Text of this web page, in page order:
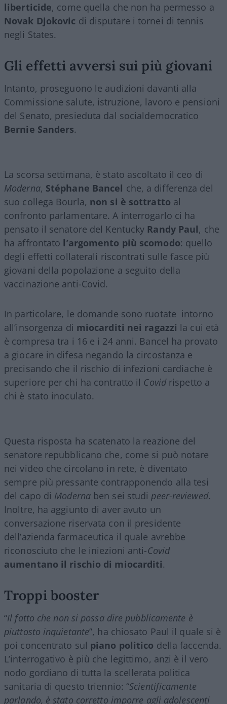
liberticide, come quella che non ha permesso a
Novak Djokovic di disputare i tornei di tennis
negli States.
Gli effetti avversi sui più giovani
Intanto, proseguono le audizioni davanti alla
Commissione salute, istruzione, lavoro e pensioni
del Senato, presieduta dal socialdemocratico
Bernie Sanders.
La scorsa settimana, è stato ascoltato il ceo di
Moderna, Stéphane Bancel che, a differenza del
suo collega Bourla, non si è sottratto al
confronto parlamentare. A interrogarlo ci ha
pensato il senatore del Kentucky Randy Paul, che
ha affrontato l’argomento più scomodo: quello
degli effetti collaterali riscontrati sulle fasce più
giovani della popolazione a seguito della
vaccinazione anti-Covid.
In particolare, le domande sono ruotate intorno
all’insorgenza di miocarditi nei ragazzi la cui età
è compresa tra i 16 e i 24 anni. Bancel ha provato
a giocare in difesa negando la circostanza e
precisando che il rischio di infezioni cardiache è
superiore per chi ha contratto il Covidrispetto a
chi è stato inoculato.
Questa risposta ha scatenato la reazione del
senatore repubblicano che, come si può notare
nei video che circolano in rete, è diventato
sempre più pressante contrapponendo alla tesi
del capo di Modernaben sei studi peer-reviewed.
Inoltre, ha aggiunto di aver avuto un
conversazione riservata con il presidente
dell’azienda farmaceutica il quale avrebbe
riconosciuto che le iniezioni anti-Covid
aumentano il rischio di miocarditi.
Troppi booster
“Il fatto che non si possa dire pubblicamente è
piuttosto inquietante”, ha chiosato Paul il quale si è
poi concentrato sul piano politico della faccenda.
L’interrogativo è più che legittimo, anzi è il vero
nodo gordiano di tutta la scellerata politica
sanitaria di questo triennio: “Scientificamente
parlando, è stato corretto imporre agli adolescenti